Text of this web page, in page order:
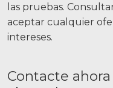
las pruebas.
aceptar cualquier
intereses.
Contacte